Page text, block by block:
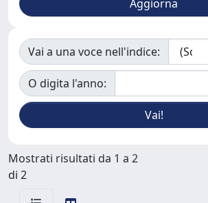
Vai a una voce nell'indice:
O digita l'anno:
Mostrati risultati da 1 a 2
di 2